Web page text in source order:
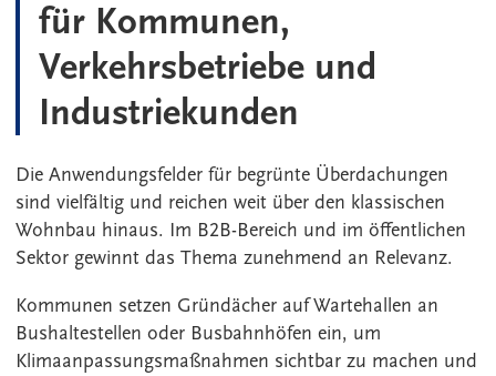
für Kommunen,
Verkehrsbetriebe und
Industriekunden
Die Anwendungsfelder für begrünte Überdachungen
sind vielfältig und reichen weit über den klassischen
Wohnbau hinaus. Im B2B-Bereich und im öffentlichen
Sektor gewinnt das Thema zunehmend an Relevanz.
Kommunen setzen Gründächer auf Wartehallen an
Bushaltestellen oder Busbahnhöfen ein, um
Klimaanpassungsmaßnahmen sichtbar zu machen und